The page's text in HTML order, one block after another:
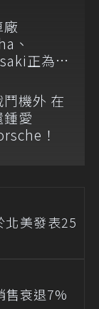
、
正為了
機外 在
鍾愛
！
北美發表25
售衰退7%